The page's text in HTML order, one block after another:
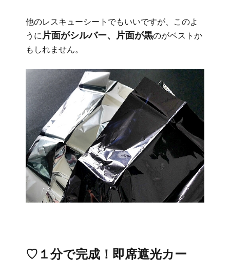
他のレスキューシートでもいいですが、このよ
うに 片面がシルバー、片面が黒のがベストか
もしれません。
♡１分で完成！即席遮光カー